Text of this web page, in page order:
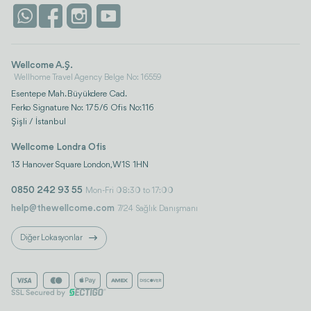
Life Platform
İstanbul
Wellcome A.Ş.
Wellhome Travel Agency Belge No: 16559
Esentepe Mah. Büyükdere Cad.
Ferko Signature No: 175/6 Ofis No:116
Şişli / İstanbul
Wellcome Londra Ofis
13 Hanover Square London, W1S 1HN
0850 242 93 55 Mon-Fri 08:30 to 17:00
help@thewellcome.com 7/24 Sağlık Danışmanı
Diğer Lokasyonlar